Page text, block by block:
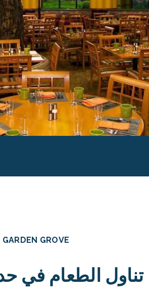
GARDEN GROVE
تناول الطعام في